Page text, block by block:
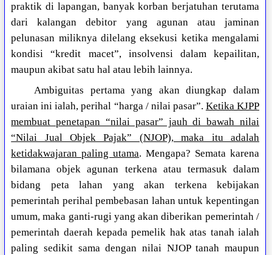
praktik di lapangan, banyak korban berjatuhan terutama
dari kalangan debitor yang agunan atau jaminan
pelunasan miliknya dilelang eksekusi ketika mengalami
kondisi “kredit macet”, insolvensi dalam kepailitan,
maupun akibat satu hal atau lebih lainnya.
Ambiguitas pertama yang akan diungkap dalam
uraian ini ialah, perihal “harga / nilai pasar”. Ketika KJPP
membuat penetapan “nilai pasar” jauh di bawah nilai
“Nilai Jual Objek Pajak” (NJOP), maka itu adalah
ketidakwajaran paling utama. Mengapa? Semata karena
bilamana objek agunan terkena atau termasuk dalam
bidang peta lahan yang akan terkena kebijakan
pemerintah perihal pembebasan lahan untuk kepentingan
umum, maka ganti-rugi yang akan diberikan pemerintah /
pemerintah daerah kepada pemelik hak atas tanah ialah
paling sedikit sama dengan nilai NJOP tanah maupun